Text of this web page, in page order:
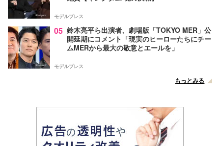
モデルプレス
05 鈴木亮平ら出演者、劇場版「TOKYO MER」公
開延期にコメント「現実のヒーローたちにチー
ムMERから最大の敬意とエールを」
モデルプレス
もっとみる